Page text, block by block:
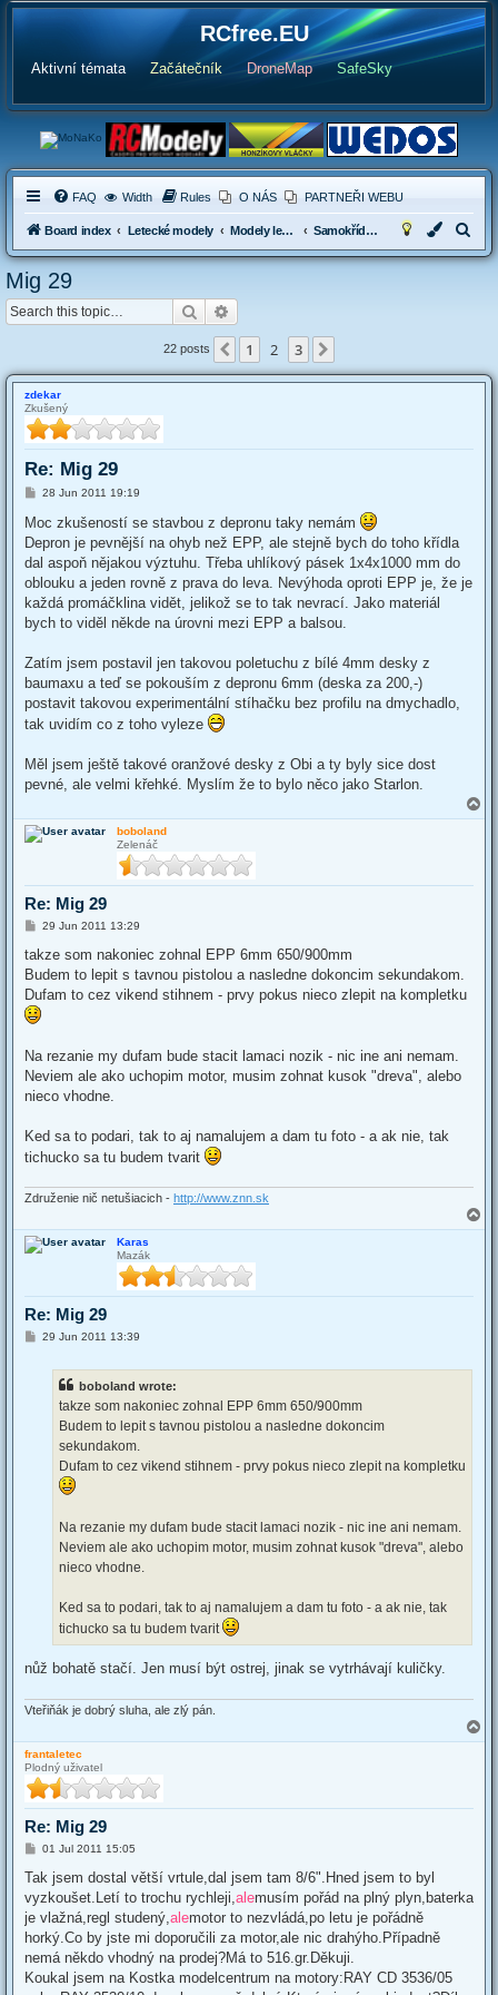
RCfree.EU
Aktivní témata Začátečník DroneMap SafeSky
FAQ Width Rules O NÁS PARTNEŘI WEBU
Board index Letecké modely Modely letadel s elektropohonen Samokřídla a delty
e
Mig 29
Search
22 posts Previous
1 2 3
zdekar
Zkušený
Re: Mig 29
P
s
t
28 Jun 2011 19:19
Moc zkušeností se stavbou z depronu taky nemám
Depron je pevnější na ohyb než EPP, ale stejně bych do toho křídla
dal aspoň nějakou výztuhu. Třeba uhlíkový pásek 1x4x1000 mm do
oblouku a jeden rovně z prava do leva. Nevýhoda oproti EPP je, že je
každá promáčklina vidět, jelikož se to tak nevrací. Jako materiál
bych to viděl někde na úrovni mezi EPP a balsou.
Zatím jsem postavil jen takovou poletuchu z bílé 4mm desky z
baumaxu a teď se pokouším z depronu 6mm (deska za 200,-)
postavit takovou experimentální stíhačku bez profilu na dmychadlo,
tak uvidím co z toho vyleze
Měl jsem ještě takové oranžové desky z Obi a ty byly sice dost
pevné, ale velmi křehké. Myslím že to bylo něco jako Starlon.
o
boboland
Zelenáč
Re: Mig 29
P
s
29 Jun 2011 13:29
takze som nakoniec zohnal EPP 6mm 650/900mm
Budem to lepit s tavnou pistolou a nasledne dokoncim sekundakom.
Dufam to cez vikend stihnem - prvy pokus nieco zlepit na kompletku
Na rezanie my dufam bude stacit lamaci nozik - nic ine ani nemam.
Neviem ale ako uchopim motor, musim zohnat kusok "dreva", alebo
nieco vhodne.
Ked sa to podari, tak to aj namalujem a dam tu foto - a ak nie, tak
tichucko sa tu budem tvarit
Združenie nič netušiacich - http://www.znn.sk
o
Karas
Mazák
Re: Mig 29
P29 Jun 2011 13:39
boboland wrote:
takze som nakoniec zohnal EPP 6mm 650/900mm
Budem to lepit s tavnou pistolou a nasledne dokoncim
sekundakom.
Dufam to cez vikend stihnem - prvy pokus nieco zlepit na kompletku
Na rezanie my dufam bude stacit lamaci nozik - nic ine ani nemam.
Neviem ale ako uchopim motor, musim zohnat kusok "dreva", alebo
nieco vhodne.
Ked sa to podari, tak to aj namalujem a dam tu foto - a ak nie, tak
tichucko sa tu budem tvarit
nůž bohatě stačí. Jen musí být ostrej, jinak se vytrhávají kuličky.
Vteřiňák je dobrý sluha, ale zlý pán.
o
frantaletec
Plodný uživatel
Re: Mig 29
P
s
01 Jul 2011 15:05
Tak jsem dostal větší vrtule,dal jsem tam 8/6".Hned jsem to byl
vyzkoušet.Letí to trochu rychleji, alemusím pořád na plný plyn,baterka
je vlažná,regl studený, alemotor to nezvládá,po letu je pořádně
horký.Co by jste mi doporučili za motor,ale nic drahýho.Případně
nemá někdo vhodný na prodej?Má to 516.gr.Děkuji.
Koukal jsem na Kostka modelcentrum na motory:RAY CD 3536/05